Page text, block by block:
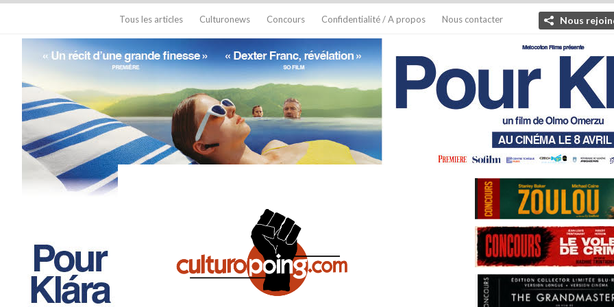
Tous les articles Culturonews Concours Confidentialité / A propos Nous contacter Nous